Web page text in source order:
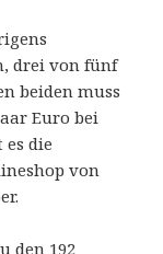
drei von fünf
beiden muss
Euro bei
die
von
den 192